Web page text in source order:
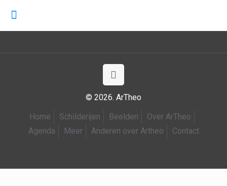
© 2026. ArTheo
Home
Schilderijen Beelden
Over ArTheo
Agenda
Meer Anderen over Artheo Contact